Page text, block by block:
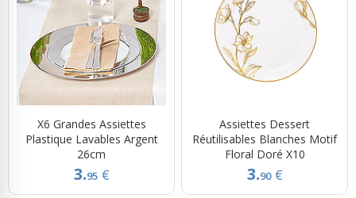
X6 Grandes Assiettes
Plastique Lavables Argent
26cm
3.95 €
Assiettes Dessert
Réutilisables Blanches Motif
Floral Doré X10
3.90 €